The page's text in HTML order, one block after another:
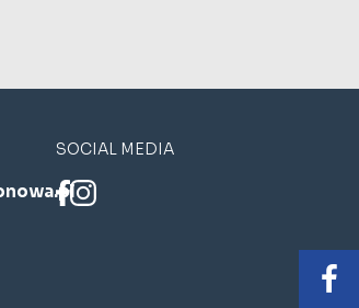
SOCIAL MEDIA